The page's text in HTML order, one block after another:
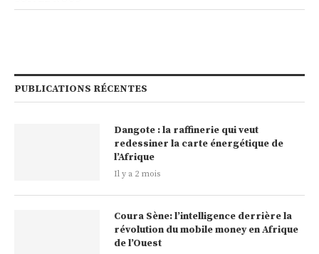
PUBLICATIONS RÉCENTES
Dangote : la raffinerie qui veut
redessiner la carte énergétique de
l’Afrique
Il y a 2 mois
Coura Sène: l’intelligence derrière la
révolution du mobile money en Afrique
de l’Ouest